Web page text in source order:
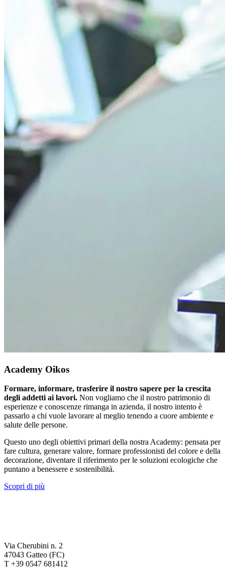
Academy Oikos
Formare, informare, trasferire il nostro sapere per la crescita
degli addetti ai lavori. Non vogliamo che il nostro patrimonio di
esperienze e conoscenze rimanga in azienda, il nostro intento è
passarlo a chi vuole lavorare al meglio tenendo a cuore ambiente e
salute delle persone.
Questo uno degli obiettivi primari della nostra Academy: pensata per
fare cultura, generare valore, formare professionisti del colore e della
decorazione, diventare il riferimento per le soluzioni ecologiche che
puntano a benessere e sostenibilità.
Scopri di più
Via Cherubini n. 2
47043 Gatteo (FC)
T +39 0547 681412